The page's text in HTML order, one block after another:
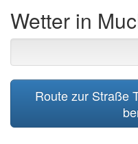
Wetter in
Route zur Straße